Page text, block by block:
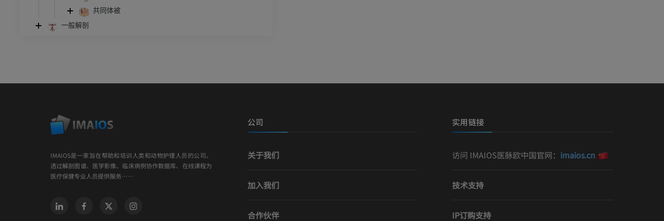
共同体被
一般解剖
IMAIOS是一家旨在帮助和培训人类和动物护理人员的公司。
透过解剖图谱、医学影像、临床病例协作数据库、在线课程为
医疗保健专业人员提供服务……
公司
关于我们
加入我们
合作伙伴
实用链接
访问 IMAIOS医脉欧中国官网： imaios.cn
技术支持
IP订购支持